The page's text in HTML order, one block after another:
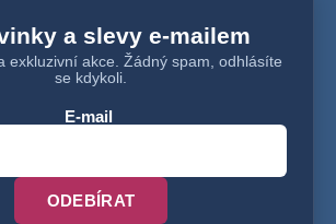
a slevy e-mailem
exkluzivní akce. Žádný spam, odhlásíte
se kdykoli.
E-mail
ODEBÍRAT